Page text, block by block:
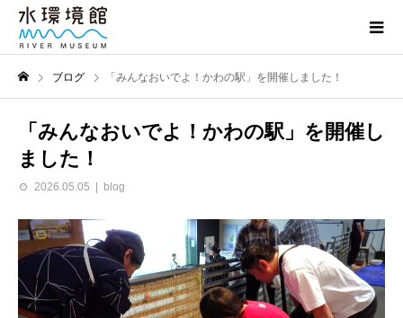
ブログ 「みんなおいでよ！かわの駅」を開催しました！
「みんなおいでよ！かわの駅」を開催し
ました！
2026.05.05 blog